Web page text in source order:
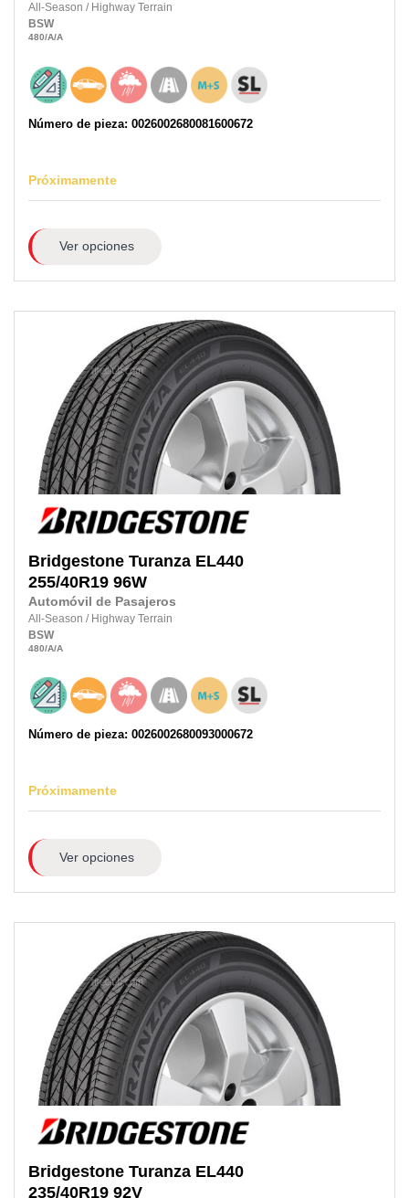
All-Season / Highway Terrain
BSW
480/A/A
Número de pieza: 0026002680081600672
Próximamente
Ver opciones
Bridgestone Turanza EL440
255/40R19 96W
Automóvil de Pasajeros
All-Season / Highway Terrain
BSW
480/A/A
Número de pieza: 0026002680093000672
Próximamente
Ver opciones
Bridgestone Turanza EL440
235/40R19 92V